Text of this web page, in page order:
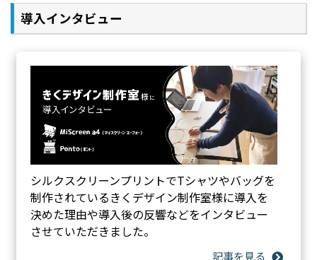
導入インタビュー
シルクスクリーンプリントでTシャツやバッグを
制作されているきくデザイン制作室様に導入を
決めた理由や導入後の反響などをインタビュー
させていただきました。